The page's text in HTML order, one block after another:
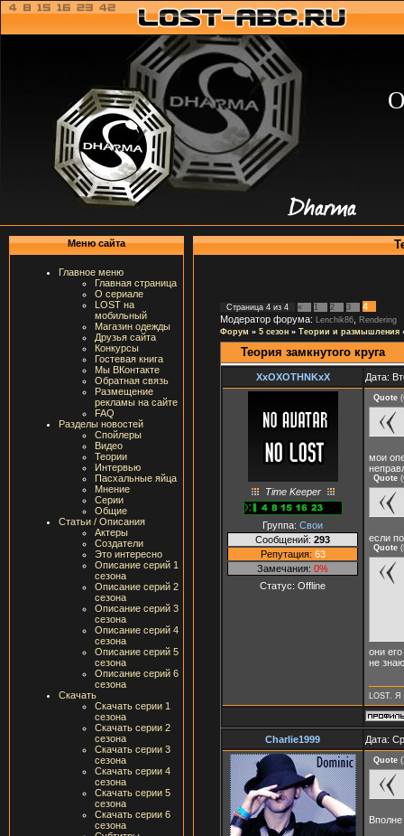
Меню сайта
Главное меню
Главная страница
О сериале
LOST на
мобильный
Магазин одежды
Друзья сайта
Конкурсы
Гостевая книга
Мы ВКонтакте
Обратная связь
Размещение
рекламы на сайте
FAQ
Разделы новостей
Спойлеры
Видео
Теории
Интервью
Пасхальные яйца
Мнение
Серии
Общие
Статьи / Описания
Актеры
Создатели
Это интересно
Описание серий 1
сезона
Описание серий 2
сезона
Описание серий 3
сезона
Описание серий 4
сезона
Описание серий 5
сезона
Описание серий 6
сезона
Скачать
Скачать серии 1
сезона
Скачать серии 2
сезона
Скачать серии 3
сезона
Скачать серии 4
сезона
Скачать серии 5
сезона
Скачать серии 6
сезона
Страница 4 из 4 « 1 2 3
4
Модератор форума:
Lenchik86
Rendering
Форум » 5 сезон » Теории и размышления
Теория замкнутого круга
XxOXOTHNKxX Дата:
Time Keeper
Группа: Свои
Сообщений: 293
Репутация: 63
Замечания: 0%
Статус: Offline
Quote (
мои
Quote (
если
Quote (
они
не
LOST.
Charlie1999 Дата:
Quote (